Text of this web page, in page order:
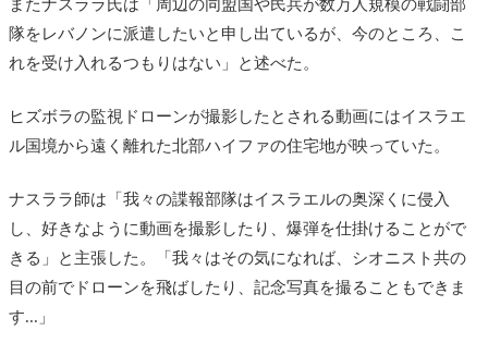
またナスララ氏は「周辺の同盟国や民兵が数万人規模の戦闘部
隊をレバノンに派遣したいと申し出ているが、今のところ、こ
れを受け入れるつもりはない」と述べた。
ヒズボラの監視ドローンが撮影したとされる動画にはイスラエ
ル国境から遠く離れた北部ハイファの住宅地が映っていた。
ナスララ師は「我々の諜報部隊はイスラエルの奥深くに侵入
し、好きなように動画を撮影したり、爆弾を仕掛けることがで
きる」と主張した。「我々はその気になれば、シオニスト共の
目の前でドローンを飛ばしたり、記念写真を撮ることもできま
す...」